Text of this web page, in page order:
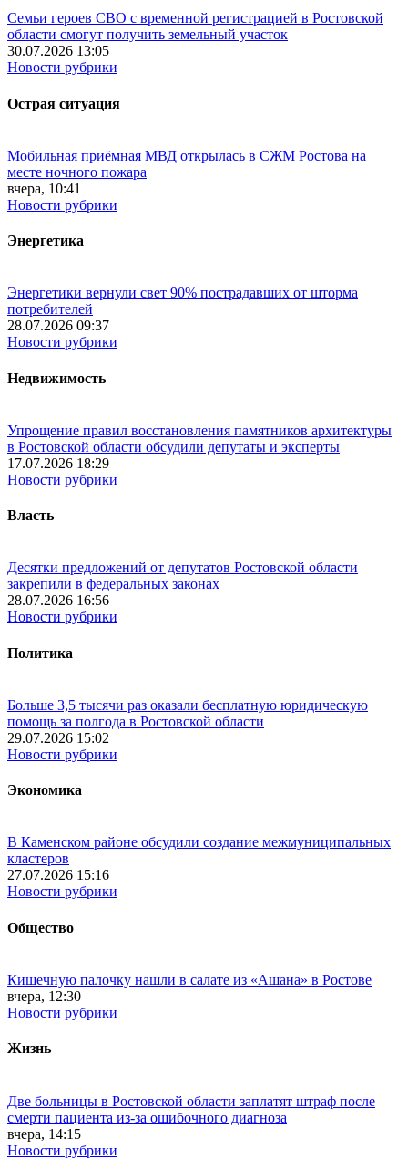
Семьи героев СВО с временной регистрацией в Ростовской
области смогут получить земельный участок
30.07.2026 13:05
Новости рубрики
Острая ситуация
Мобильная приёмная МВД открылась в СЖМ Ростова на
месте ночного пожара
вчера, 10:41
Новости рубрики
Энергетика
Энергетики вернули свет 90% пострадавших от шторма
потребителей
28.07.2026 09:37
Новости рубрики
Недвижимость
Упрощение правил восстановления памятников архитектуры
в Ростовской области обсудили депутаты и эксперты
17.07.2026 18:29
Новости рубрики
Власть
Десятки предложений от депутатов Ростовской области
закрепили в федеральных законах
28.07.2026 16:56
Новости рубрики
Политика
Больше 3,5 тысячи раз оказали бесплатную юридическую
помощь за полгода в Ростовской области
29.07.2026 15:02
Новости рубрики
Экономика
В Каменском районе обсудили создание межмуниципальных
кластеров
27.07.2026 15:16
Новости рубрики
Общество
Кишечную палочку нашли в салате из «Ашана» в Ростове
вчера, 12:30
Новости рубрики
Жизнь
Две больницы в Ростовской области заплатят штраф после
смерти пациента из-за ошибочного диагноза
вчера, 14:15
Новости рубрики